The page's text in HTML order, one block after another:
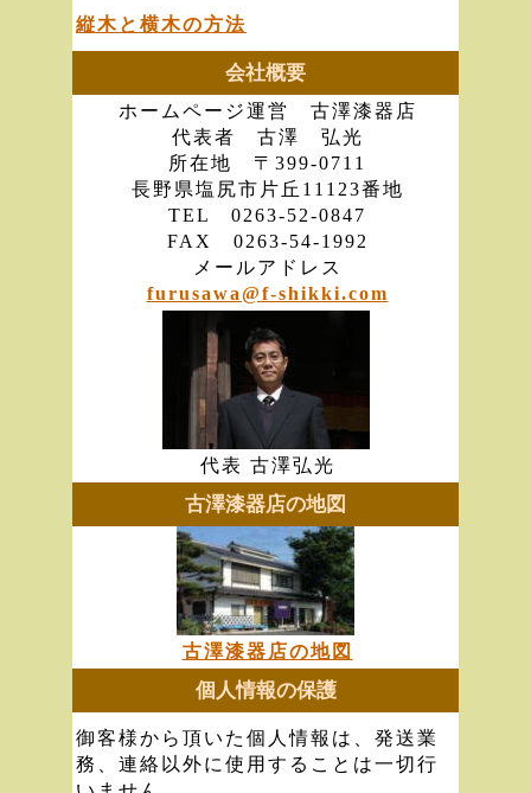
縦木と横木の方法
会社概要
ホームページ運営 古澤漆器店
代表者 古澤 弘光
所在地 〒399-0711
長野県塩尻市片丘11123番地
TEL 0263-52-0847
FAX 0263-54-1992
メールアドレス
furusawa@f-shikki.com
代表 古澤弘光
古澤漆器店の地図
古澤漆器店の地図
個人情報の保護
御客様から頂いた個人情報は、発送業
務、連絡以外に使用することは一切行